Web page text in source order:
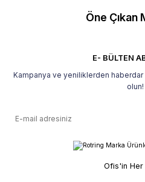
Öne Çıkan
E- BÜLTEN
Kampanya ve yeniliklerden
olun!
Ofis'in Her